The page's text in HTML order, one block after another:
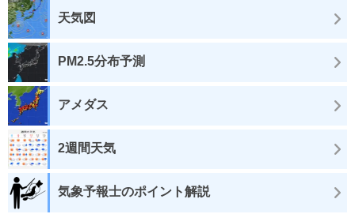
天気図
PM2.5分布予測
アメダス
2週間天気
気象予報士のポイント解説